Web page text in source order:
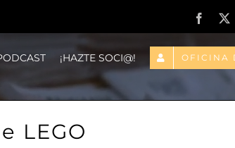
X
¡HAZTE SOCI@! OFICINA
LEGO